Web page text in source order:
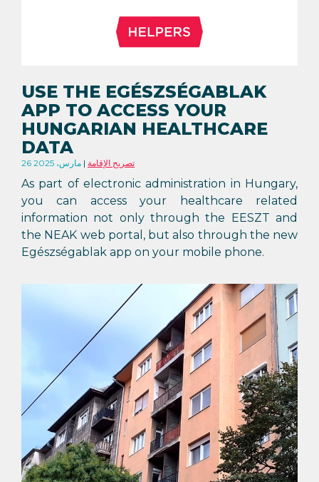
USE THE EGÉSZSÉGABLAK
APP TO ACCESS YOUR
HUNGARIAN HEALTHCARE
DATA
26 مارس، 2025 تصريح الإقامة
As part of electronic administration in Hungary,
you can access your healthcare related
information not only through the EESZT and
the NEAK web portal, but also through the new
Egészségablak app on your mobile phone.